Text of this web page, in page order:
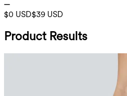
$0 USD$39 USD
Product Results